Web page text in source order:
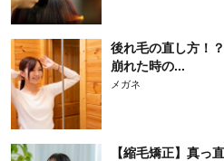
後れ毛の直し方！
崩れた時の...
メガネ
【縮毛矯正】真っ